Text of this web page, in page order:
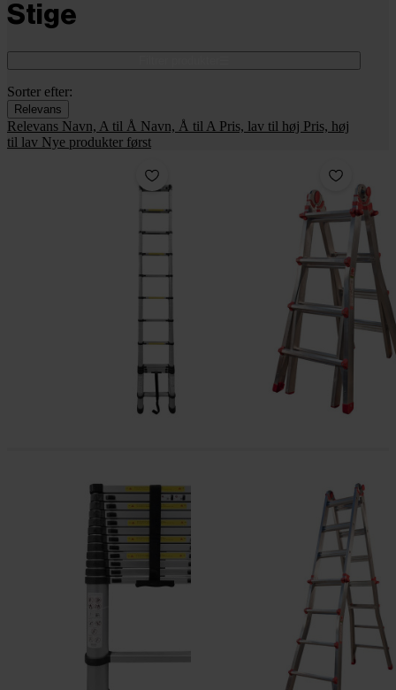
Stige
Sorter efter:
Relevans
Relevans Navn, A til Å Navn, Å til A Pris, lav til høj Pris, høj
til lav Nye produkter først